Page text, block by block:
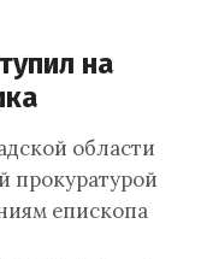
на
области
прокуратурой
епископа